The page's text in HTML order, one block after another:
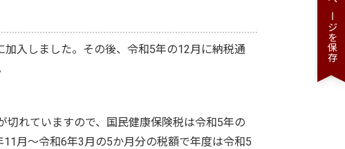
入しました。その後、令和5年の12月に納税通
れていますので、国民健康保険税は令和5年の
月～令和6年3月の5か月分の税額で年度は令和5
ページを保存